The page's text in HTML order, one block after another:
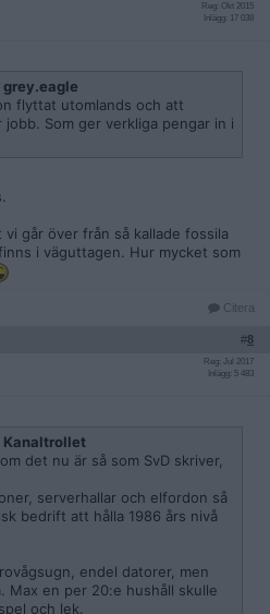
Reg: Okt 2015
Inlägg: 17 038
grey.eagle
flyttat utomlands och att
Som ger verkliga pengar in i
går över från så kallade fossila
i väguttagen. Hur mycket som
Citera
#8
Reg: Jul 2017
Inlägg: 5 483
Kanaltrollet
det nu är så som SvD skriver,
serverhallar och elfordon så
bedrift att hålla 1986 års nivå
endel datorer, men
Max en per 20:e hushåll skulle
och lek.